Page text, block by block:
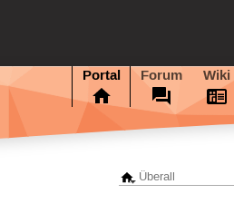
Portal Forum Wiki